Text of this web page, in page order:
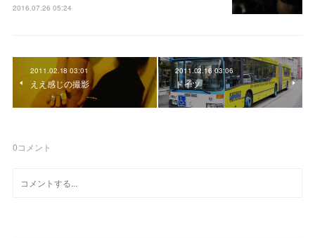
2016.07.26 05:24
2011.02.18 03:01
ええ感じの撮影
2011.02.16 03:06
ドイツ
0コメント